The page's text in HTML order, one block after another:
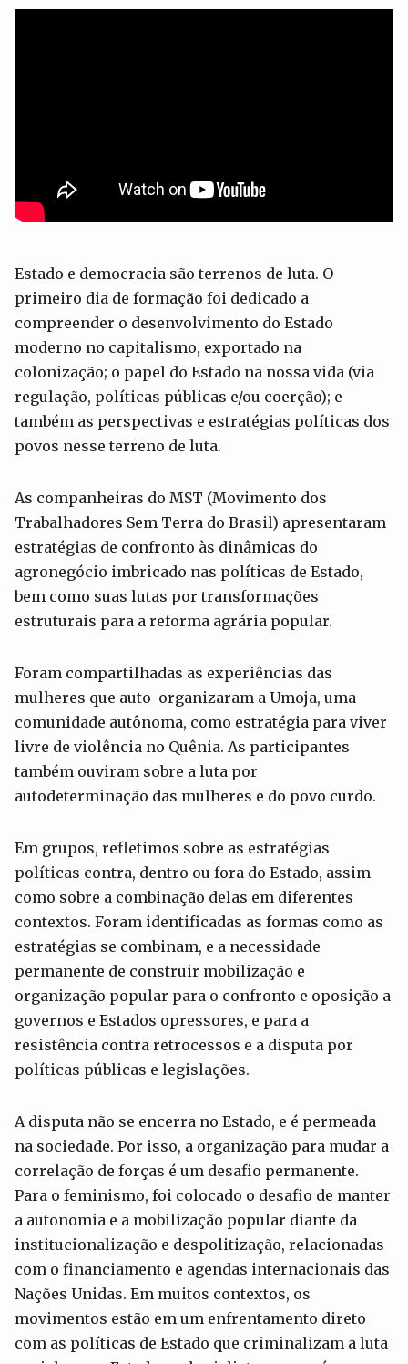
Estado e democracia são terrenos de luta. O
primeiro dia de formação foi dedicado a
compreender o desenvolvimento do Estado
moderno no capitalismo, exportado na
colonização; o papel do Estado na nossa vida (via
regulação, políticas públicas e/ou coerção); e
também as perspectivas e estratégias políticas dos
povos nesse terreno de luta.
As companheiras do MST (Movimento dos
Trabalhadores Sem Terra do Brasil) apresentaram
estratégias de confronto às dinâmicas do
agronegócio imbricado nas políticas de Estado,
bem como suas lutas por transformações
estruturais para a reforma agrária popular.
Foram compartilhadas as experiências das
mulheres que auto-organizaram a Umoja, uma
comunidade autônoma, como estratégia para viver
livre de violência no Quênia. As participantes
também ouviram sobre a luta por
autodeterminação das mulheres e do povo curdo.
Em grupos, refletimos sobre as estratégias
políticas contra, dentro ou fora do Estado, assim
como sobre a combinação delas em diferentes
contextos. Foram identificadas as formas como as
estratégias se combinam, e a necessidade
permanente de construir mobilização e
organização popular para o confronto e oposição a
governos e Estados opressores, e para a
resistência contra retrocessos e a disputa por
políticas públicas e legislações.
A disputa não se encerra no Estado, e é permeada
na sociedade. Por isso, a organização para mudar a
correlação de forças é um desafio permanente.
Para o feminismo, foi colocado o desafio de manter
a autonomia e a mobilização popular diante da
institucionalização e despolitização, relacionadas
com o financiamento e agendas internacionais das
Nações Unidas. Em muitos contextos, os
movimentos estão em um enfrentamento direto
com as políticas de Estado que criminalizam a luta